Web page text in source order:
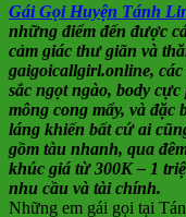
Gái Gọi Huyện Tánh
những điểm đến được
cảm giác thư giãn và
gaigoicallgirl.online,
sắc ngọt ngào, body
mông cong mẩy, và
láng khiến bất cứ ai
gồm tàu nhanh, qua
khúc giá từ 300K – 1
nhu cầu và tài chính.
Những em gái gọi tại